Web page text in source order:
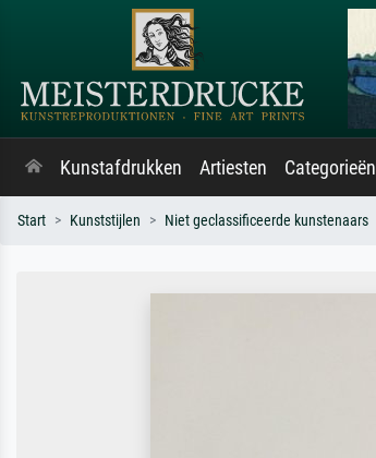
Kunstafdrukken Artiesten Categorieën
Start Kunststijlen Niet geclassificeerde kunstenaars